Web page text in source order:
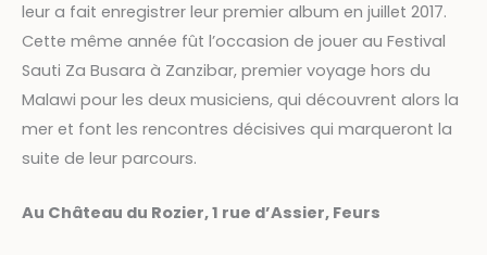
leur a fait enregistrer leur premier album en juillet 2017.
Cette même année fût l’occasion de jouer au Festival
Sauti Za Busara à Zanzibar, premier voyage hors du
Malawi pour les deux musiciens, qui découvrent alors la
mer et font les rencontres décisives qui marqueront la
suite de leur parcours.
Au Château du Rozier, 1 rue d’Assier, Feurs